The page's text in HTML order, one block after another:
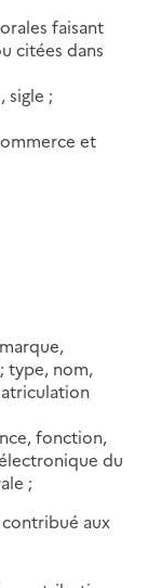
faisant
citées dans
sigle ;
et
type, nom,
fonction,
du
;
contribué aux